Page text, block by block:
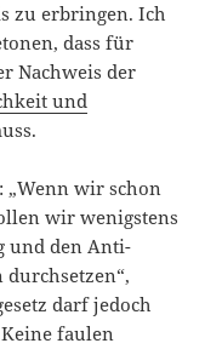
zu erbringen. Ich
dass für
Nachweis der
und
„Wenn wir schon
wir wenigstens
und den Anti-
durchsetzen“,
darf jedoch
faulen